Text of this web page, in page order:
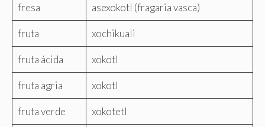
fresa asexokotl (fragaria vasca)
fruta xochikuali
fruta ácida xokotl
fruta agria xokotl
fruta verde xokotetl